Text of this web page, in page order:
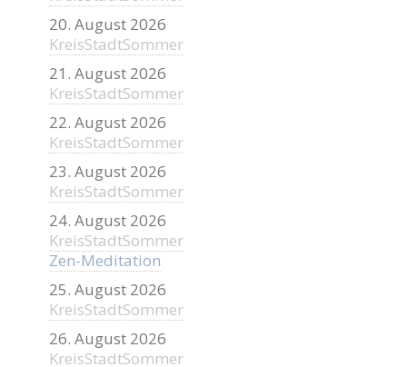
20. August 2026
KreisStadtSommer
21. August 2026
KreisStadtSommer
22. August 2026
KreisStadtSommer
23. August 2026
KreisStadtSommer
24. August 2026
KreisStadtSommer
Zen-Meditation
25. August 2026
KreisStadtSommer
26. August 2026
KreisStadtSommer